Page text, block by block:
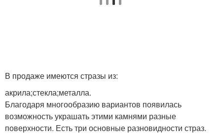
В продаже имеются стразы из:
акрила;стекла;металла.
Благодаря многообразию вариантов появилась
возможность украшать этими камнями разные
поверхности. Есть три основные разновидности страз.